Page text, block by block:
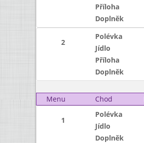
Příloha
Doplněk
2
Polévka
Jídlo
Příloha
Doplněk
Menu
Chod
1
Polévka
Jídlo
Doplněk